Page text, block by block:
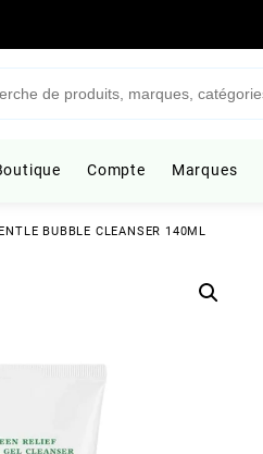
Compte Marques
BUBBLE CLEANSER 140ML